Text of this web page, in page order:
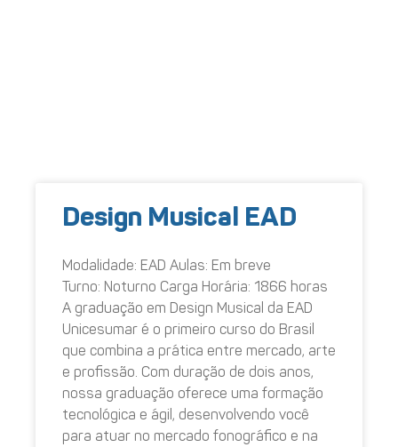
Design Musical EAD
Modalidade: EAD Aulas: Em breve
Turno: Noturno Carga Horária: 1866 horas
A graduação em Design Musical da EAD
Unicesumar é o primeiro curso do Brasil
que combina a prática entre mercado, arte
e profissão. Com duração de dois anos,
nossa graduação oferece uma formação
tecnológica e ágil, desenvolvendo você
para atuar no mercado fonográfico e na